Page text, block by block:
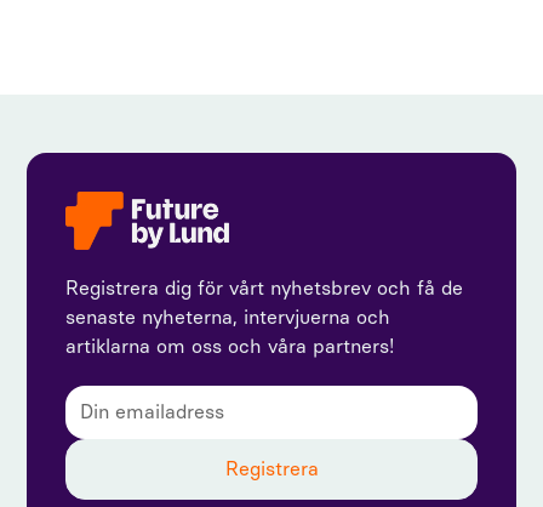
Registrera dig för vårt nyhetsbrev och få de
senaste nyheterna, intervjuerna och
artiklarna om oss och våra partners!